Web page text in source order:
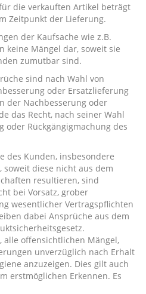
die verkauften Artikel beträgt
Zeitpunkt der Lieferung.
der Kaufsache wie z.B.
keine Mängel dar, soweit sie
zumutbar sind.
sind nach Wahl von
oder Ersatzlieferung
der Nachbesserung oder
das Recht, nach seiner Wahl
oder Rückgängigmachung des
des Kunden, insbesondere
soweit diese nicht aus dem
resultieren, sind
bei Vorsatz, grober
wesentlicher Vertragspflichten
dabei Ansprüche aus dem
alle offensichtlichen Mängel,
unverzüglich nach Erhalt
anzuzeigen. Dies gilt auch
erstmöglichen Erkennen. Es